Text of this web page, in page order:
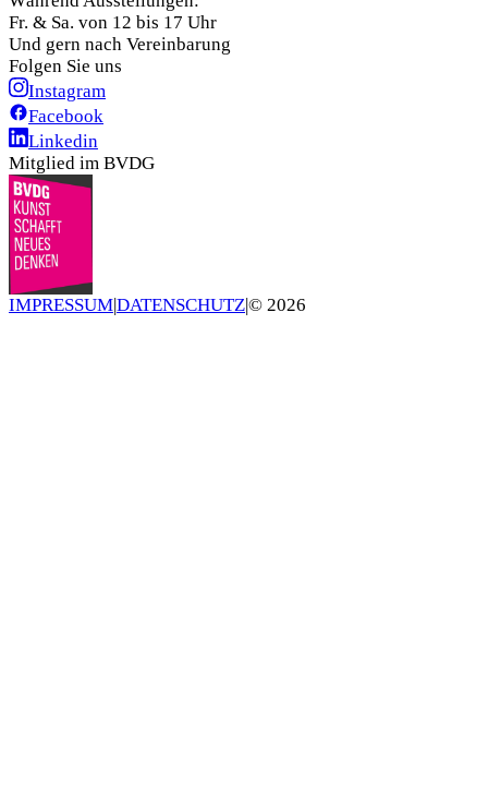
Fr. & Sa. von 12 bis 17 Uhr
Und gern nach Vereinbarung
Folgen Sie uns
Instagram
Facebook
Linkedin
Mitglied im BVDG
IMPRESSUM|DATENSCHUTZ|© 2026